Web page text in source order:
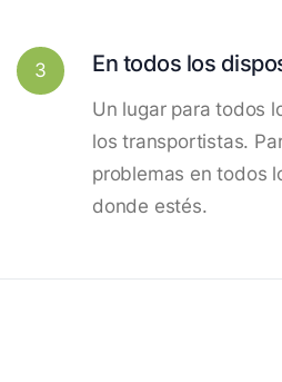
3 En todos los
Un lugar para todos
los transportistas.
problemas en todos
donde estés.